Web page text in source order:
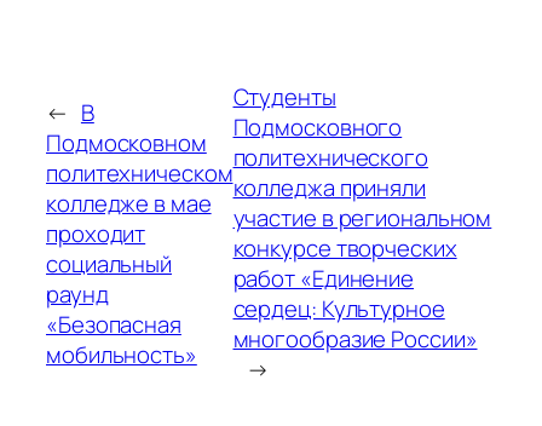
← В
Подмосковном
политехническом
колледже в мае
проходит
социальный
раунд
«Безопасная
мобильность»
Студенты
Подмосковного
политехнического
колледжа приняли
участие в региональном
конкурсе творческих
работ «Единение
сердец: Культурное
многообразие России»
→